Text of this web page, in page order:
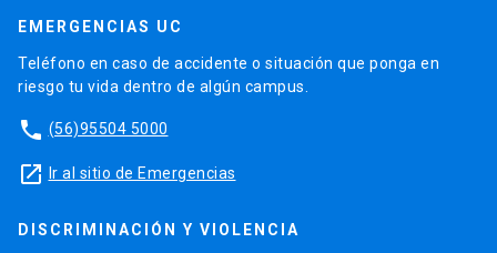
EMERGENCIAS UC
Teléfono en caso de accidente o situación que ponga en
riesgo tu vida dentro de algún campus.
phone (56)95504 5000
launch Ir al sitio de Emergencias
DISCRIMINACIÓN Y VIOLENCIA